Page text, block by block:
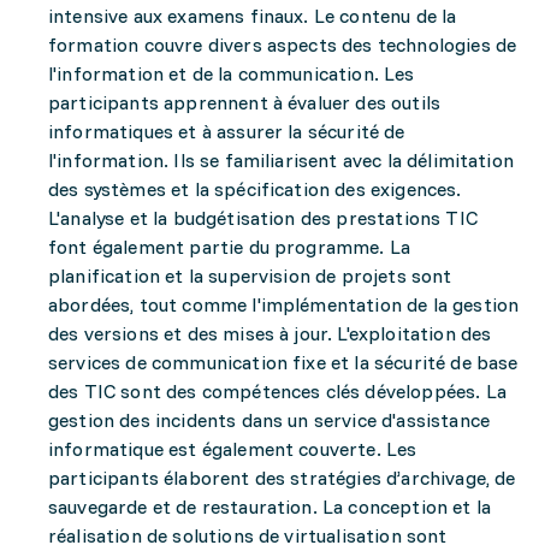
intensive aux examens finaux. Le contenu de la
formation couvre divers aspects des technologies de
l'information et de la communication. Les
participants apprennent à évaluer des outils
informatiques et à assurer la sécurité de
l'information. Ils se familiarisent avec la délimitation
des systèmes et la spécification des exigences.
L'analyse et la budgétisation des prestations TIC
font également partie du programme. La
planification et la supervision de projets sont
abordées, tout comme l'implémentation de la gestion
des versions et des mises à jour. L'exploitation des
services de communication fixe et la sécurité de base
des TIC sont des compétences clés développées. La
gestion des incidents dans un service d'assistance
informatique est également couverte. Les
participants élaborent des stratégies d’archivage, de
sauvegarde et de restauration. La conception et la
réalisation de solutions de virtualisation sont